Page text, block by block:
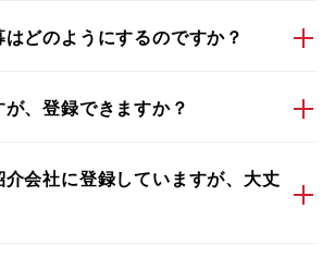
どのようにするのですか？
、登録できますか？
介会社に登録していますが、大丈